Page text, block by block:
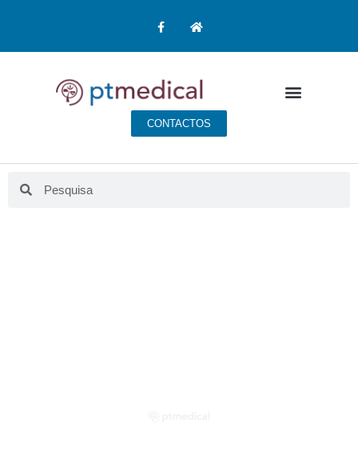
CONTACTOS